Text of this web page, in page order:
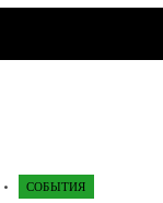
• СОБЫТИЯ